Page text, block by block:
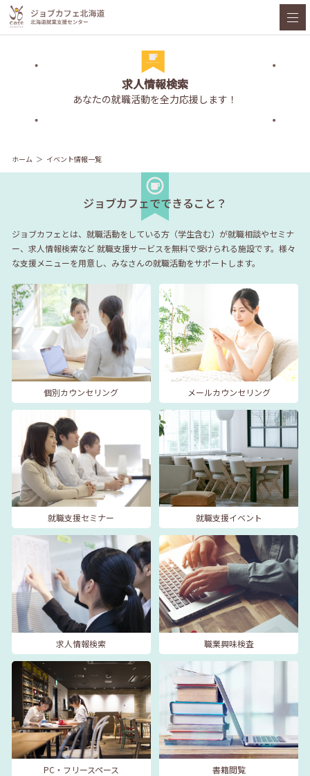
求人情報検索
あなたの就職活動を全力応援します！
ホーム イベント情報一覧
ジョブカフェでできること？
ジョブカフェとは、就職活動をしている方（学生含む）が就職相談やセミナ
ー、求人情報検索など就職支援サービスを無料で受けられる施設です。様々
な支援メニューを用意し、みなさんの就職活動をサポートします。
個別カウンセリング メールカウンセリング
就職支援セミナー 就職支援イベント
求人情報検索 職業興味検査
PC・フリースペース 書籍閲覧